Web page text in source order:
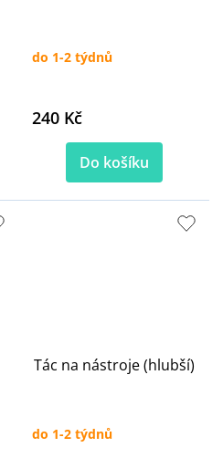
do 1-2 týdnů
240 Kč
Do košíku
Tác na nástroje (hlubší)
do 1-2 týdnů